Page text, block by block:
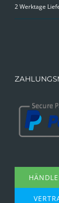
2 Werktage